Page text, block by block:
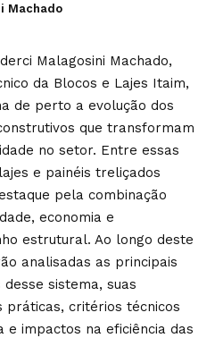
Machado
Malagosini Machado,
da Blocos e Lajes Itaim,
de perto a evolução dos
que transformam
no setor. Entre essas
e painéis treliçados
pela combinação
economia e
estrutural. Ao longo deste
analisadas as principais
desse sistema, suas
práticas, critérios técnicos
e impactos na eficiência das